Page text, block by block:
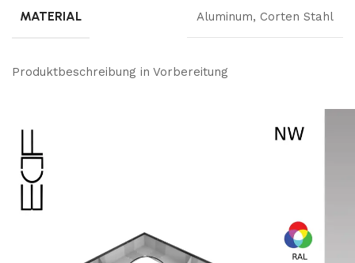
MATERIAL Aluminum, Corten Stahl
Produktbeschreibung in Vorbereitung